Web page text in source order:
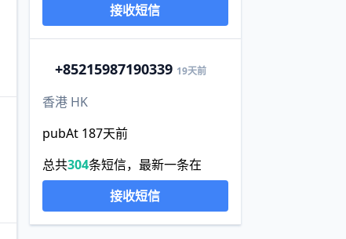
接收短信
+85215987190339 19天前
香港 HK
pubAt 187天前
总共304条短信，最新一条在
接收短信